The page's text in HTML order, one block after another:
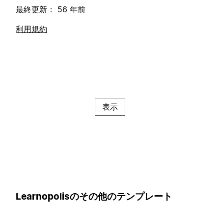
最終更新： 56 年前
利用規約
表示
Learnopolisのその他のテンプレート